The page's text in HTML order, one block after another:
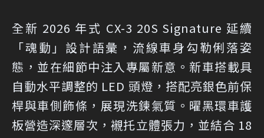
全新 2026 年式 CX-3 20S Signature 延續
「魂動」設計語彙，流線車身勾勒俐落姿
態，並在細節中注入專屬新意。新車搭載具
自動水平調整的 LED 頭燈，搭配亮銀色前保
桿與車側飾條，展現洗鍊氣質。曜黑環車護
板營造深邃層次，襯托立體張力，並結合 18